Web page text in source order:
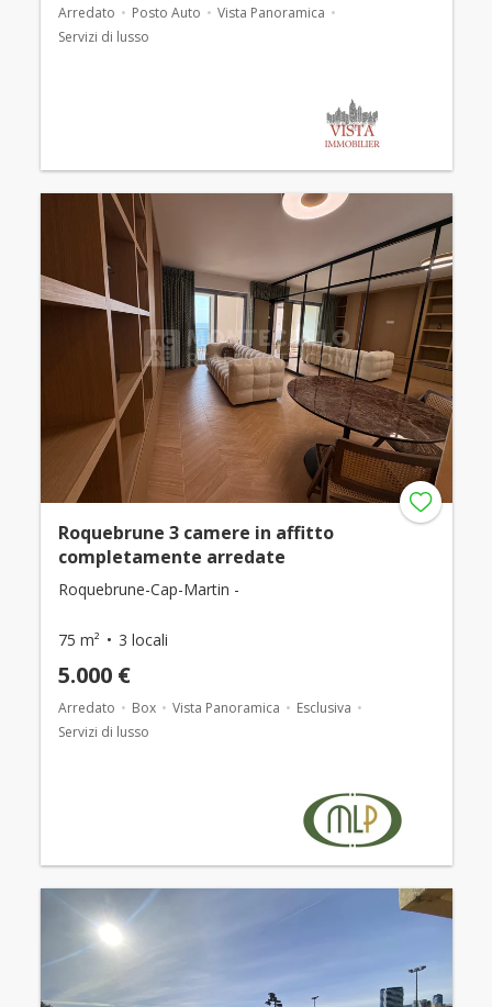
Arredato Posto Auto
Vista Panoramica
Servizi di lusso
Roquebrune 3 camere in affitto
completamente arredate
Roquebrune-Cap-Martin -
75 m² 3 locali
5.000 €
Arredato Box Vista Panoramica
Esclusiva
Servizi di lusso